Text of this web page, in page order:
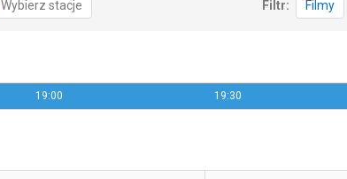
20:00 21:00Polsat Film
Wybierz stacje Filtr: Filmy
19:00 19:30